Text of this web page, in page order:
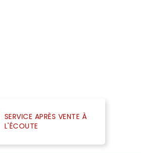
SERVICE APRÈS VENTE À
L'ÉCOUTE